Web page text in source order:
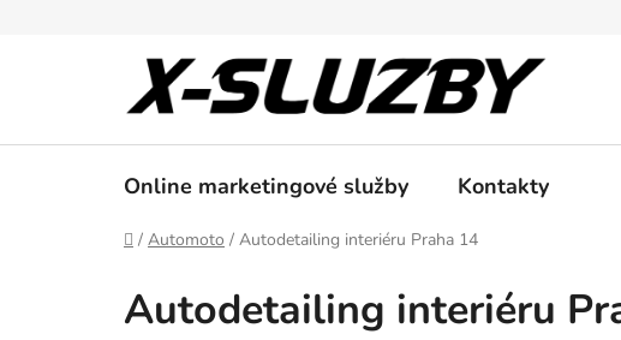
Online marketingové služby Kontakty
Domů
/ Automoto / Autodetailing interiéru Praha 14
Autodetailing interiéru